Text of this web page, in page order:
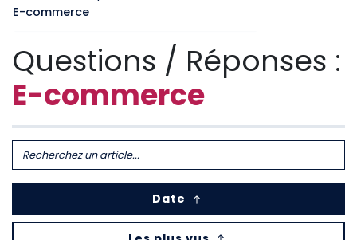
E-commerce
Questions / Réponses :
E-commerce
Date